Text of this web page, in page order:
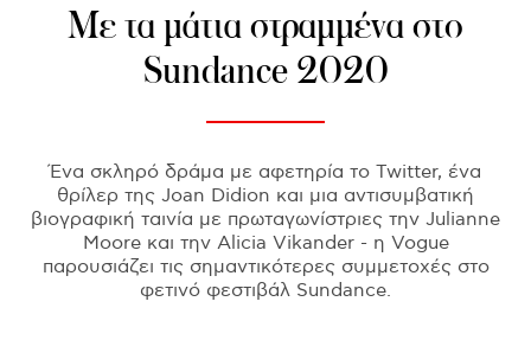
Με τα μάτια στραμμένα στο
Sundance 2020
Ένα σκληρό δράμα με αφετηρία το Twitter, ένα
θρίλερ της Joan Didion και μια αντισυμβατική
βιογραφική ταινία με πρωταγωνίστριες την Julianne
Moore και την Alicia Vikander - η Vogue
παρουσιάζει τις σημαντικότερες συμμετοχές στο
φετινό φεστιβάλ Sundance.